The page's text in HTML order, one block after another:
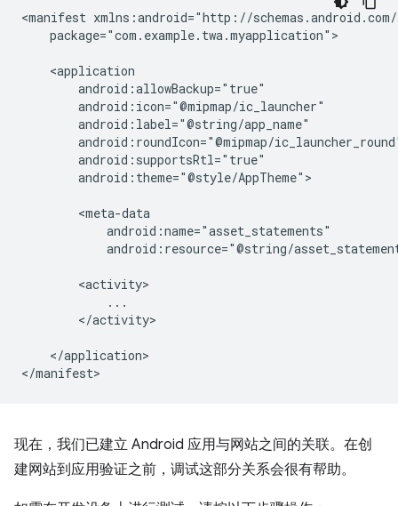
<manifest
package="com.example.twa.myapplication">
android:theme="@style/AppTheme">
android:resource="@string/
</activity>
</application>
现在，我们已建立 Android 应用与网站之间的关联。在创
建网站到应用验证之前，调试这部分关系会很有帮助。